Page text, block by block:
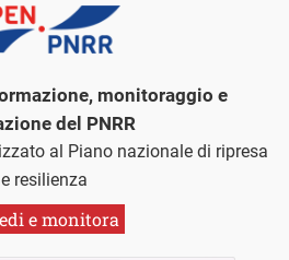
monitoraggio e
del PNRR
al Piano nazionale di ripresa
e resilienza
e monitora